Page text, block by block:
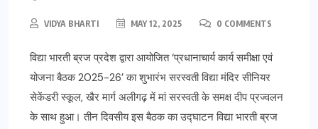
VIDYA BHARTI MAY 12, 2025 0 COMMENTS
विद्या भारती ब्रज प्रदेश द्वारा आयोजित ‘प्रधानाचार्य कार्य समीक्षा एवं
योजना बैठक 2025-26’ का शुभारंभ सरस्वती विद्या मंदिर सीनियर
सेकेंडरी स्कूल, खैर मार्ग अलीगढ़ में मां सरस्वती के समक्ष दीप प्रज्वलन
के साथ हुआ। तीन दिवसीय इस बैठक का उद्घाटन विद्या भारती ब्रज